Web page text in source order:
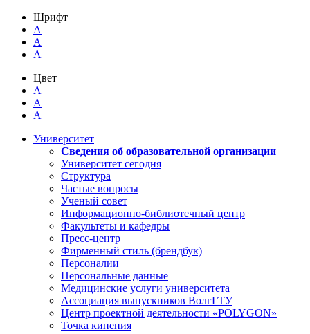
Шрифт
A
A
A
Цвет
A
A
A
Университет
Сведения об образовательной организации
Университет сегодня
Структура
Частые вопросы
Ученый совет
Информационно-библиотечный центр
Факультеты и кафедры
Пресс-центр
Фирменный стиль (брендбук)
Персоналии
Персональные данные
Медицинские услуги университета
Ассоциация выпускников ВолгГТУ
Центр проектной деятельности «POLYGON»
Точка кипения